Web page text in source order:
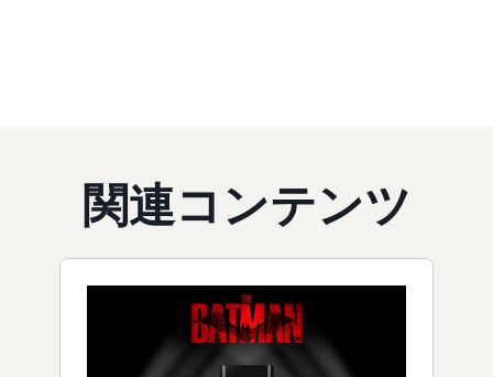
関連コンテンツ